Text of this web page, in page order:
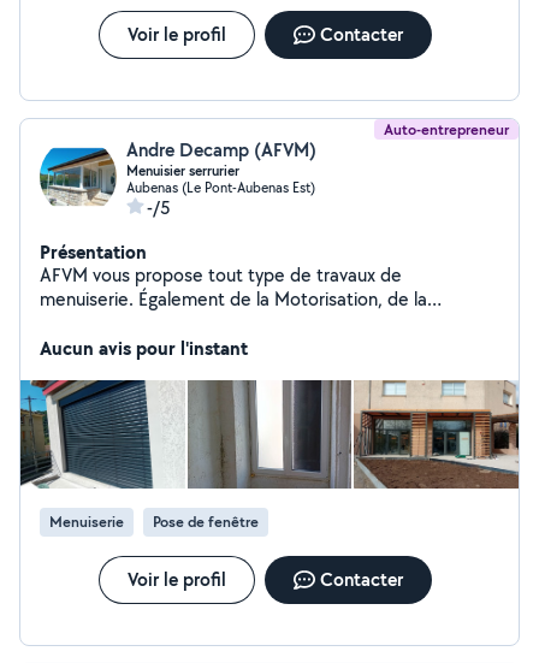
Voir le profil Contacter
Auto-entrepreneur
Andre Decamp (AFVM)
Menuisier serrurier
Aubenas (Le Pont-Aubenas Est)
-/5
Présentation
AFVM vous propose tout type de travaux de
menuiserie. Également de la Motorisation, de la
roulant, du store, du dépannage et de la réparation.
Aucun avis pour l'instant
Menuiserie Pose de fenêtre
Voir le profil Contacter